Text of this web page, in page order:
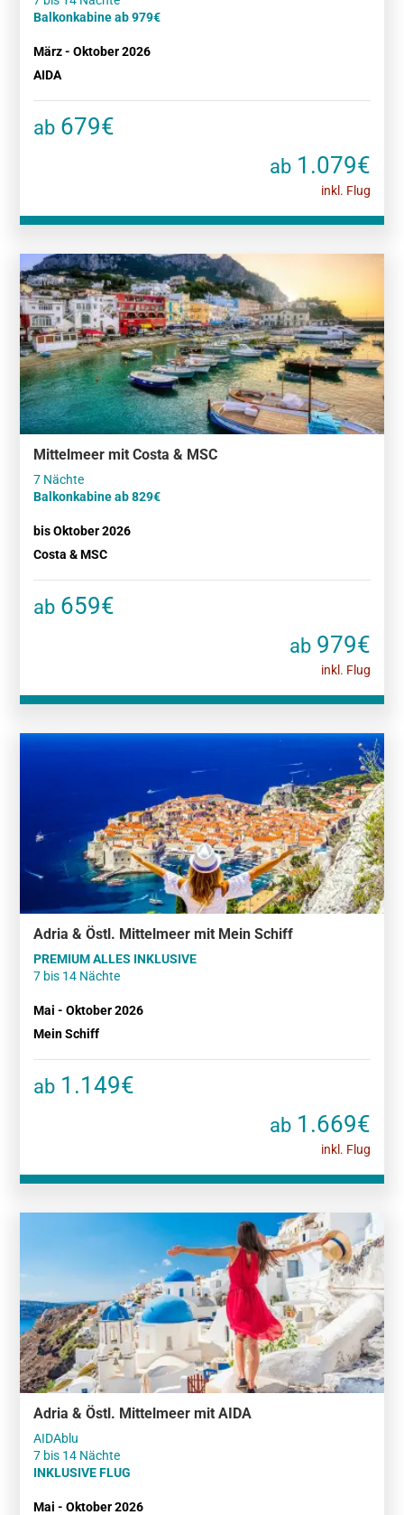
Balkonkabine ab 979€
März - Oktober 2026
AIDA
ab 679€
ab1.079€
inkl. Flug
Mittelmeer mit Costa & MSC
Balkonkabine ab 829€
bis Oktober 2026
Costa & MSC
ab 659€
ab979€
inkl. Flug
Adria & Östl. Mittelmeer mit Mein Schiff
PREMIUM ALLES INKLUSIVE
7 bis 14 Nächte
Mai - Oktober 2026
Mein Schiff
ab 1.149€
ab1.669€
inkl. Flug
Adria & Östl. Mittelmeer mit AIDA
AIDAblu
7 bis 14 Nächte
INKLUSIVE FLUG
Mai - Oktober 2026